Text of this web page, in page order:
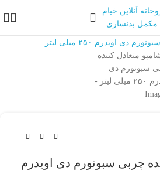
چربی سبونورم دی اویدرم